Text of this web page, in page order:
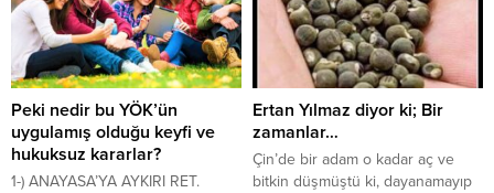
sinde; Ertan Yılmaz’ın Konuğu
oldu, bir ufak çocuğa anlatır gibi
dile getirdi. Pek yalında.
Peki nedir bu YÖK’ün
uygulamış olduğu keyfi ve
hukuksuz kararlar?
1-) ANAYASA’YA AYKIRI RET.
Ertan Yılmaz diyor ki; Bir
zamanlar…
Çin’de bir adam o kadar aç ve
bitkin düşmüştü ki, dayanamayıp